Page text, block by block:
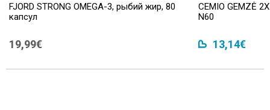
FJORD STRONG OMEGA-3, рыбий жир, 80
капсул
19,99€
CEMIO GEMZĖ
N60
13,14€